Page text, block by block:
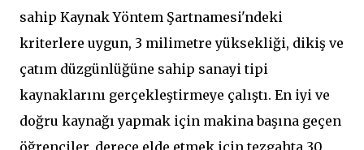
sahip Kaynak Yöntem Şartnamesi'ndeki
kriterlere uygun, 3 milimetre yüksekliği, dikiş ve
çatım düzgünlüğüne sahip sanayi tipi
kaynaklarını gerçekleştirmeye çalıştı. En iyi ve
doğru kaynağı yapmak için makina başına geçen
öğrenciler, derece elde etmek için tezgahta 30